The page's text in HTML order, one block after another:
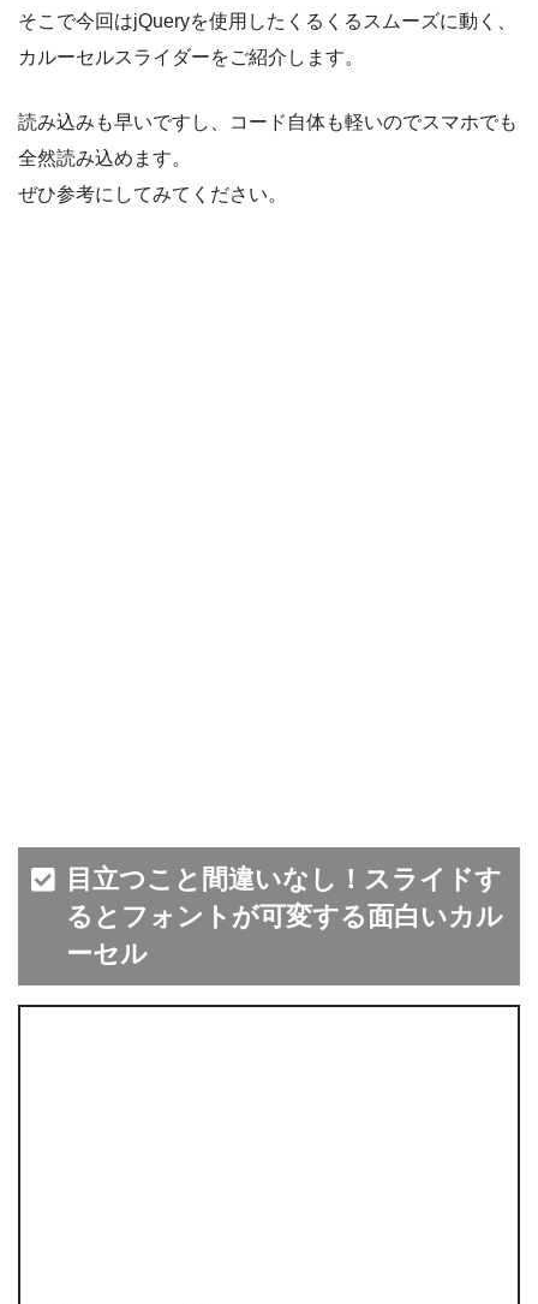
そこで今回はjQueryを使用したくるくるスムーズに動く、
カルーセルスライダーをご紹介します。
読み込みも早いですし、コード自体も軽いのでスマホでも
全然読み込めます。
ぜひ参考にしてみてください。
目立つこと間違いなし！スライドす
るとフォントが可変する面白いカル
ーセル